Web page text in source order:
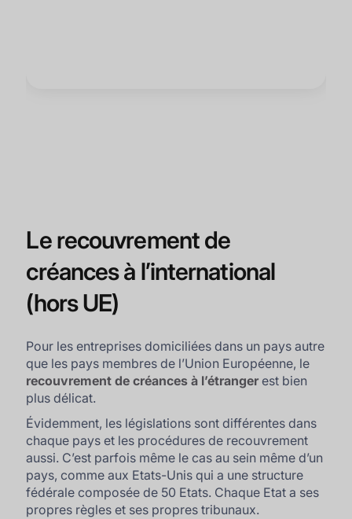
Le recouvrement de
créances à l’international
(hors UE)
Pour les entreprises domiciliées dans un pays autre
que les pays membres de l’Union Européenne, le
recouvrement de créances à l’étranger est bien
plus délicat.
Évidemment, les législations sont différentes dans
chaque pays et les procédures de recouvrement
aussi. C’est parfois même le cas au sein même d’un
pays, comme aux Etats-Unis qui a une structure
fédérale composée de 50 Etats. Chaque Etat a ses
propres règles et ses propres tribunaux.